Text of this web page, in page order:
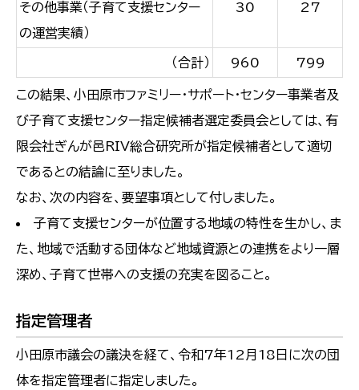
その他事業（子育て支援センター
の運営実績）
30 27
（合計） 960 799
この結果、小田原市ファミリー・サポート・センター事業者及
び子育て支援センター指定候補者選定委員会としては、有
限会社ぎんが邑RIV総合研究所が指定候補者として適切
であるとの結論に至りました。
なお、次の内容を、要望事項として付しました。
子育て支援センターが位置する地域の特性を生かし、ま
た、地域で活動する団体など地域資源との連携をより一層
深め、子育て世帯への支援の充実を図ること。
指定管理者
小田原市議会の議決を経て、令和7年12月18日に次の団
体を指定管理者に指定しました。